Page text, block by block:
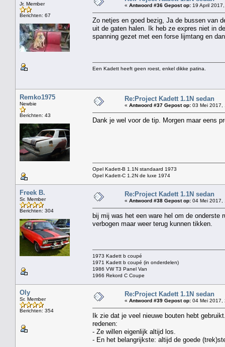
Jr. Member
Berichten: 67
« Antwoord #36 Gepost op: 19 April
Zo netjes en goed bezig, Ja de bussen van
uit de gaten halen. Ik heb ze expres niet in
spanning gezet met een forse lijmtang en
Een Kadett heeft geen roest, enkel dikke patina.
Remko1975
Newbie
Berichten: 43
Re:Project Kadett 1.1N sedan
« Antwoord #37 Gepost op: 03 Mei 2017,
Dank je wel voor de tip. Morgen maar eens
Opel Kadett-B 1.1N standaard 1973
Opel Kadett-C 1.2N de luxe 1974
Freek B.
Sr. Member
Berichten: 304
Re:Project Kadett 1.1N sedan
« Antwoord #38 Gepost op: 04 Mei 2017,
bij mij was het een ware hel om de onderste
verbogen maar weer terug kunnen tikken.
1973 Kadett b coupé
1971 Kadett b coupé (in onderdelen)
1986 VW T3 Panel Van
1966 Rekord C Coupe
Oly
Sr. Member
Berichten: 354
Re:Project Kadett 1.1N sedan
« Antwoord #39 Gepost op: 04 Mei 2017,
Ik zie dat je veel nieuwe bouten hebt
redenen:
- Ze willen eigenlijk altijd los.
- En het belangrijkste: altijd de goede